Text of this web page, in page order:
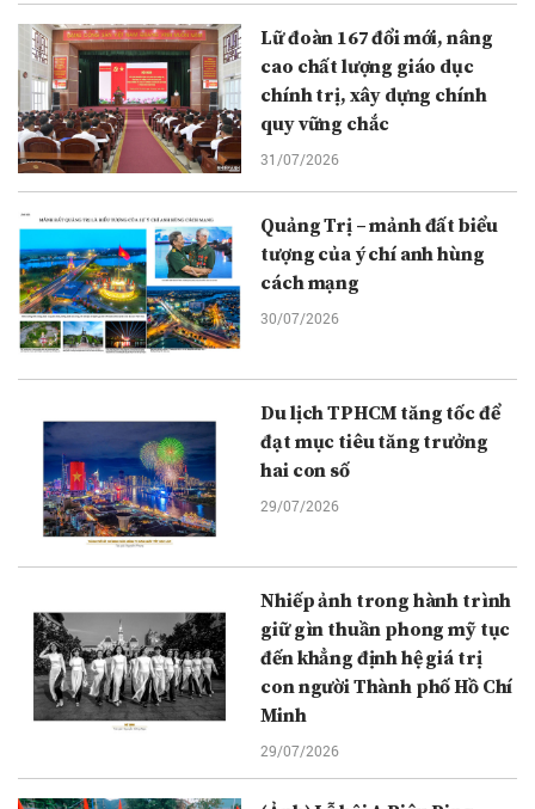
Lữ đoàn 167 đổi mới, nâng
cao chất lượng giáo dục
chính trị, xây dựng chính
quy vững chắc
31/07/2026
Quảng Trị – mảnh đất biểu
tượng của ý chí anh hùng
cách mạng
30/07/2026
Du lịch TPHCM tăng tốc để
đạt mục tiêu tăng trưởng
hai con số
29/07/2026
Nhiếp ảnh trong hành trình
giữ gìn thuần phong mỹ tục
đến khẳng định hệ giá trị
con người Thành phố Hồ Chí
Minh
29/07/2026